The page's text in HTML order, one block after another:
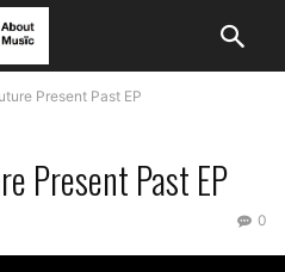
Present Past EP
Present Past EP
0